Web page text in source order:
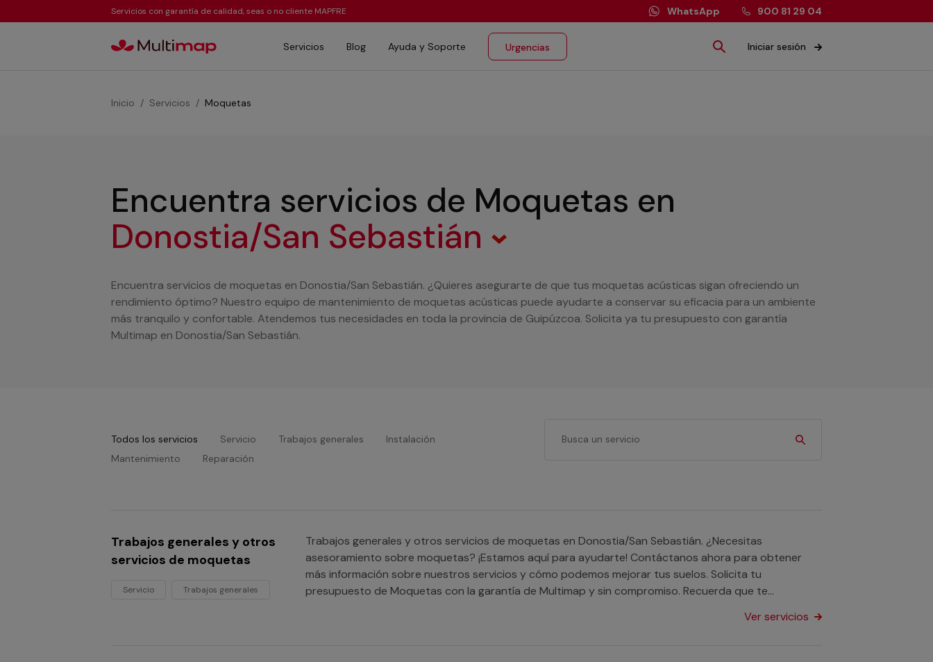
Servicios con garantía de calidad, seas o no cliente MAPFRE WhatsApp 900 81 29 04
Servicios Blog Ayuda y Soporte Urgencias Iniciar sesión
Inicio Servicios Moquetas
Encuentra servicios de Moquetas en
Donostia/San Sebastián
Encuentra servicios de moquetas en Donostia/San Sebastián. ¿Quieres asegurarte de que tus moquetas acústicas sigan ofreciendo un
rendimiento óptimo? Nuestro equipo de mantenimiento de moquetas acústicas puede ayudarte a conservar su eficacia para un ambiente
más tranquilo y confortable. Atendemos tus necesidades en toda la provincia de Guipúzcoa. Solicita ya tu presupuesto con garantía
Multimap en Donostia/San Sebastián.
Todos los servicios Servicio Trabajos generales
Instalación
Mantenimiento
Reparación
Trabajos generales y otros
servicios de moquetas
Servicio Trabajos generales
Trabajos generales y otros servicios de moquetas en Donostia/San Sebastián. ¿Necesitas
asesoramiento sobre moquetas? ¡Estamos aquí para ayudarte! Contáctanos ahora para obtener
más información sobre nuestros servicios y cómo podemos mejorar tus suelos. Solicita tu
presupuesto de Moquetas con la garantía de Multimap y sin compromiso. Recuerda que te
Ver servicios